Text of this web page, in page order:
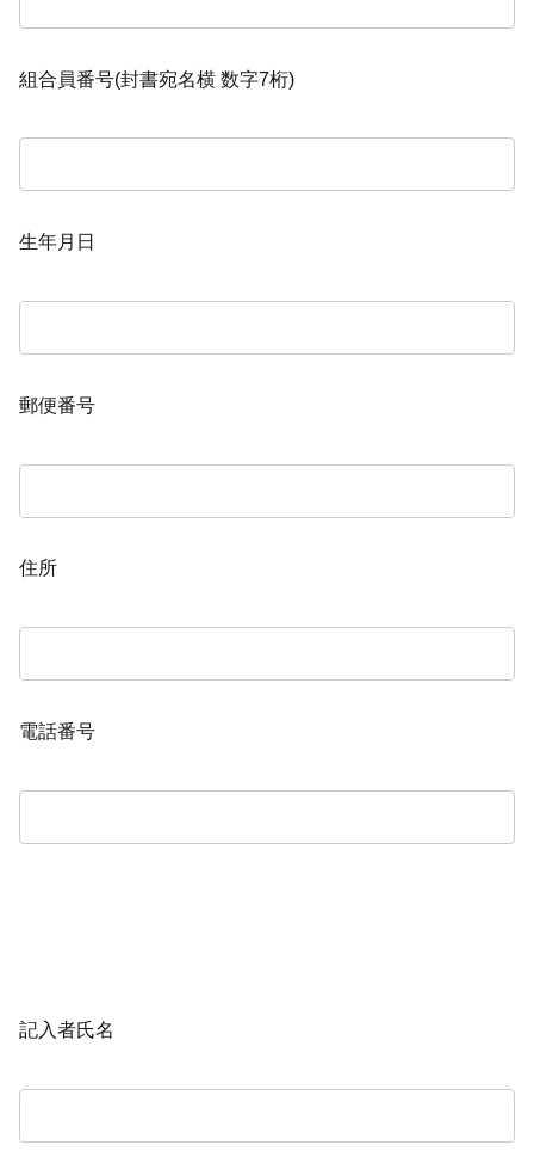
組合員番号(封書宛名横 数字7桁)
生年月日
郵便番号
住所
電話番号
記入者氏名